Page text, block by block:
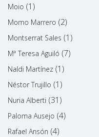
Moio (1)
Momo Marrero (2)
Montserrat Sales (1)
Mª Teresa Aguiló (7)
Naldi Martínez (1)
Néstor Trujillo (1)
Nuria Alberti (31)
Paloma Ausejo (4)
Rafael Ansón (4)